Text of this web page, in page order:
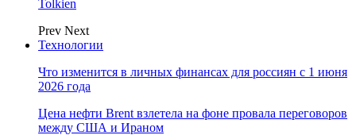
Tolkien
Prev Next
Технологии
Что изменится в личных финансах для россиян с 1 июня
2026 года
Цена нефти Brent взлетела на фоне провала переговоров
между США и Ираном